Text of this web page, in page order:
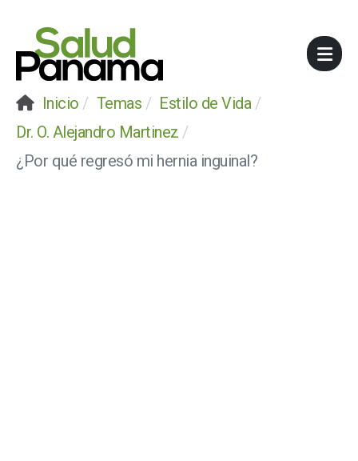
Inicio Temas
Estilo de Vida
Dr. O. Alejandro Martinez
¿Por qué regresó mi hernia inguinal?